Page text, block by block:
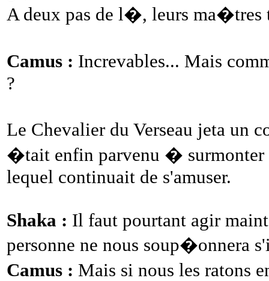
A deux pas de l�, leurs ma�tres
Camus : Increvables... Mais
?
Le Chevalier du Verseau jeta
�tait enfin parvenu � surmonter
lequel continuait de s'amuser.
Shaka : Il faut pourtant agir
personne ne nous soup�onnera
Camus : Mais si nous les ratons